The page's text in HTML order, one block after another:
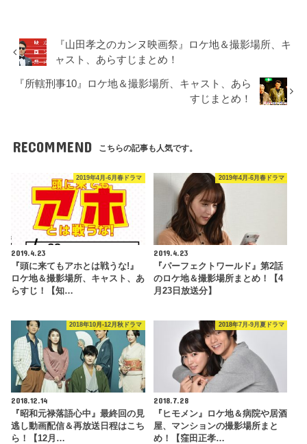
『山田孝之のカンヌ映画祭』ロケ地＆撮影場所、キ
ャスト、あらすじまとめ！
『所轄刑事10』ロケ地＆撮影場所、キャスト、あら
すじまとめ！
RECOMMEND こちらの記事も人気です。
2019年4月-6月春ドラマ
2019.4.23
『頭に来てもアホとは戦うな!』
ロケ地＆撮影場所、キャスト、あ
らすじ！【知…
2019年4月-6月春ドラマ
2019.4.23
『パーフェクトワールド』第2話
のロケ地＆撮影場所まとめ！【4
月23日放送分】
2018年10月-12月秋ドラマ
2018.12.14
『昭和元禄落語心中』最終回の見
逃し動画配信＆再放送日程はこち
ら！【12月…
2018年7月-9月夏ドラマ
2018.7.28
『ヒモメン』ロケ地＆病院や居酒
屋、マンションの撮影場所まと
め！【窪田正孝…